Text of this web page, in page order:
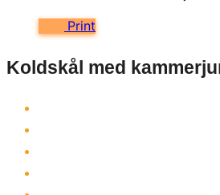
Print
Koldskål med